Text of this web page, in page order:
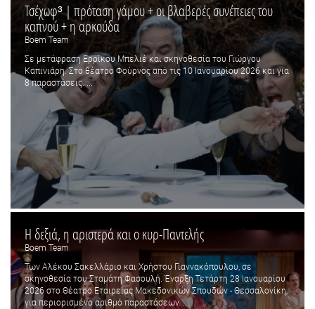
Τσέχωφ³ | πρόταση γάμου + οι βλαβερές συνέπειες του
καπνού + η αρκούδα
Boem Team
Σε μετάφραση Ερρίκου Μπελιέ και σκηνοθεσία του Γιώργου
Καπινιάρη. Στο θέατρο Φούρνος από τις 10 Ιανουαρίου 2026 και για
8 παραστάσεις. ...
Η δεξιά, η αριστερά και ο κυρ-Παντελής
Boem Team
Των Αλέκου Σακελλάριο και Χρήστου Γιαννακόπουλου, σε
σκηνοθεσία του Σταμάτη Φασουλή. Έναρξη Τετάρτη 28 Ιανουαρίου
2026 στο Θέατρο Εταιρείας Μακεδονικών Σπουδών - Θεσσαλονίκη,
για περιορισμένο αριθμό παραστάσεων. ...